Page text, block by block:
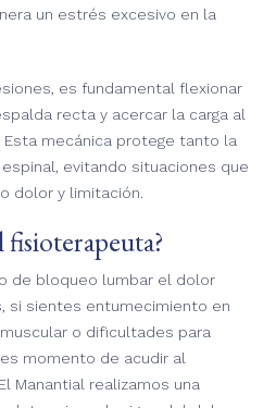
un estrés excesivo en la
es fundamental flexionar
recta y acercar la carga al
mecánica protege tanto la
evitando situaciones que
dolor y limitación.
de bloqueo lumbar el dolor
si sientes entumecimiento en
o dificultades para
momento de acudir al
Manantial realizamos una